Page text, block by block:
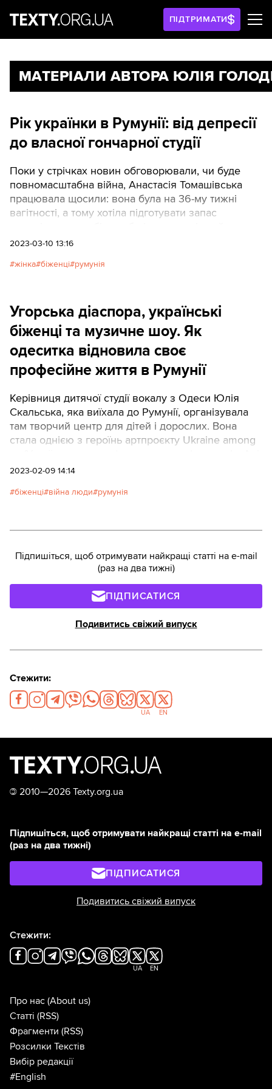
ПІДТРИМАТИ
МАТЕРІАЛИ АВТОРА ЮЛІЯ
Рік українки в Румунії: від депресії
до власної гончарної студії
Поки у стрічках новин обговорювали, чи буде
повномасштабна війна, Анастасія Томашівська
працювала щосили: вона була на 36-му тижні
вагітності, а тому хотіла підготувати запас
тільки малям, а кераміку продавати онлайн. Але
Румунії, чоловік бачив дитину лише онлайн,
перетворилася на метафору її життя: після
випалювання вона набуває міцності. Далі —
розповідь Анастасії.
2023-03-10 13:16
жінка біженці румунія
Угорська діаспора, українські
біженці та музичне шоу. Як
одеситка відновила своє
професійне життя в Румунії
Керівниця дитячої студії вокалу з Одеси Юлія
Скальська, яка виїхала до Румунії, організувала
там творчий центр для дітей і дорослих. Вона
стала однією з героїнь артпроєкту Ukraine among
Тудос. Про своє життя в Румунії вона розповіла у
було таким заповненим роботою й похвилинно
перше, що спросоння спало на думку, було: “Це
неможливо! А як же мої проєкти?”. Тоді ще була
повернемося до колишнього життя. Але це
страшне кіно ніяк не закінчується, а ми не
можемо вийти з кінотеатру.
2023-02-09 14:14
біженці війна люди румунія
Підпишіться, щоб отримувати найкращі статті на e-mail
(раз на два тижні)
ПІДПИСАТИСЯ
Подивитись свіжий випуск
Стежити:
UA EN
© 2010—2026 Texty.org.ua
Підпишіться, щоб отримувати найкращі статті на e-mail
(раз на два тижні)
ПІДПИСАТИСЯ
Подивитись свіжий випуск
Стежити:
UA EN
Про нас (About us)
Статті (RSS)
Фрагменти (RSS)
Розсилки Текстів
Вибір редакції
#English